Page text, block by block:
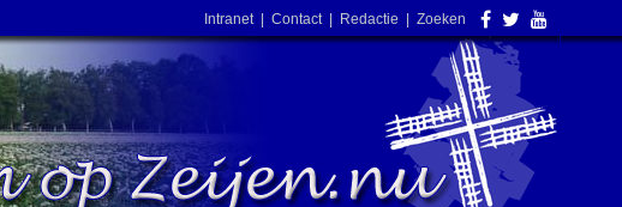
Intranet| Contact| Redactie Zoeken